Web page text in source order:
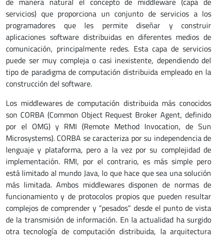
servicios) que proporciona un conjunto de servicios a los
programadores que les permite diseñar y construir
aplicaciones software distribuidas en diferentes medios de
comunicación, principalmente redes. Esta capa de servicios
puede ser muy compleja o casi inexistente, dependiendo del
tipo de paradigma de computación distribuida empleado en la
construcción del software.
Los middlewares de computación distribuida más conocidos
son CORBA (Common Object Request Broker Agent, definido
por el OMG) y RMI (Remote Method Invocation, de Sun
Microsystems). CORBA se caracteriza por su independencia de
lenguaje y plataforma, pero a la vez por su complejidad de
implementación. RMI, por el contrario, es más simple pero
está limitado al mundo Java, lo que hace que sea una solución
más limitada. Ambos middlewares disponen de normas de
funcionamiento y de protocolos propios que pueden resultar
complejos de comprender y “pesados” desde el punto de vista
de la transmisión de información. En la actualidad ha surgido
otra tecnología de computación distribuida, la arquitectura